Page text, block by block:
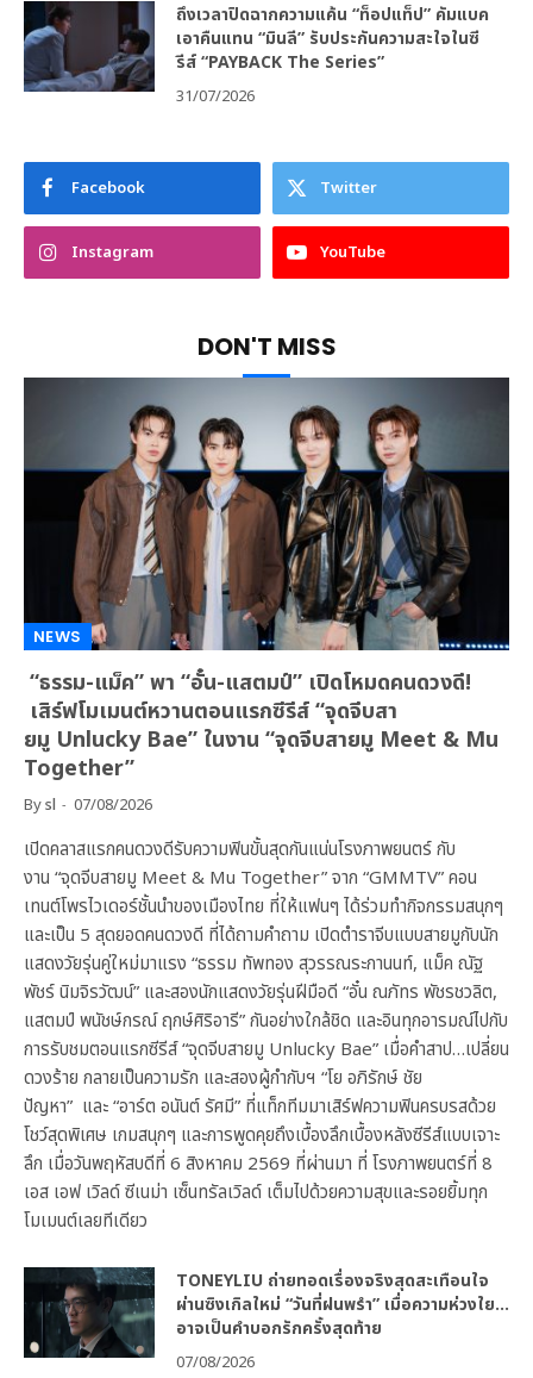
ถึงเวลาปิดฉากความแค้น “ท็อปแท็ป” คัมแบค
เอาคืนแทน “มินลี” รับประกันความสะใจในซี
รีส์ “PAYBACK The Series”
31/07/2026
Facebook Twitter
Instagram YouTube
DON'T MISS
NEWS
“ธรรม-แม็ค” พา “อั๋น-แสตมป์” เปิดโหมดคนดวงดี!
เสิร์ฟโมเมนต์หวานตอนแรกซีรีส์ “จุดจีบสา
ยมู Unlucky Bae” ในงาน “จุดจีบสายมู Meet & Mu
Together”
Bysl 07/08/2026
เปิดคลาสแรกคนดวงดีรับความฟินขั้นสุดกันแน่นโรงภาพยนตร์ กับ
งาน “จุดจีบสายมู Meet & Mu Together” จาก “GMMTV” คอน
เทนต์โพรไวเดอร์ชั้นนำของเมืองไทย ที่ให้แฟนๆ ได้ร่วมทำกิจกรรมสนุกๆ
และเป็น 5 สุดยอดคนดวงดี ที่ได้ถามคำถาม เปิดตำราจีบแบบสายมูกับนัก
แสดงวัยรุ่นคู่ใหม่มาแรง “ธรรม ทัพทอง สุวรรณระกานนท์, แม็ค ณัฐ
พัชร์ นิมจิรวัฒน์” และสองนักแสดงวัยรุ่นฝีมือดี “อั๋น ณภัทร พัชรชวลิต,
แสตมป์ พนัชษ์กรณ์ ฤกษ์ศิริอารี” กันอย่างใกล้ชิด และอินทุกอารมณ์ไปกับ
การรับชมตอนแรกซีรีส์ “จุดจีบสายมู Unlucky Bae” เมื่อคำสาป…เปลี่ยน
ดวงร้าย กลายเป็นความรัก และสองผู้กำกับฯ “โย อภิรักษ์ ชัย
ปัญหา” และ “อาร์ต อนันต์ รัศมี” ที่แท็กทีมมาเสิร์ฟความฟินครบรสด้วย
โชว์สุดพิเศษ เกมสนุกๆ และการพูดคุยถึงเบื้องลึกเบื้องหลังซีรีส์แบบเจาะ
ลึก เมื่อวันพฤหัสบดีที่ 6 สิงหาคม 2569 ที่ผ่านมา ที่ โรงภาพยนตร์ที่ 8
เอส เอฟ เวิลด์ ซีเนม่า เซ็นทรัลเวิลด์ เต็มไปด้วยความสุขและรอยยิ้มทุก
โมเมนต์เลยทีเดียว
TONEYLIU ถ่ายทอดเรื่องจริงสุดสะเทือนใจ
ผ่านซิงเกิลใหม่ “วันที่ฝนพรำ” เมื่อความห่วงใย…
อาจเป็นคำบอกรักครั้งสุดท้าย
07/08/2026